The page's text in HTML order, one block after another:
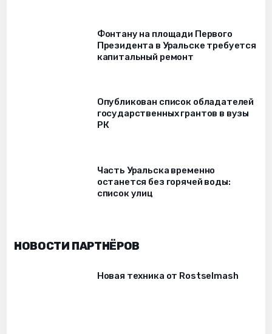
Фонтану на площади Первого
Президента в Уральске требуется
капитальный ремонт
Опубликован список обладателей
государственных грантов в вузы
РК
Часть Уральска временно
останется без горячей воды:
список улиц
НОВОСТИ ПАРТНЁРОВ
Новая техника от Rostselmash